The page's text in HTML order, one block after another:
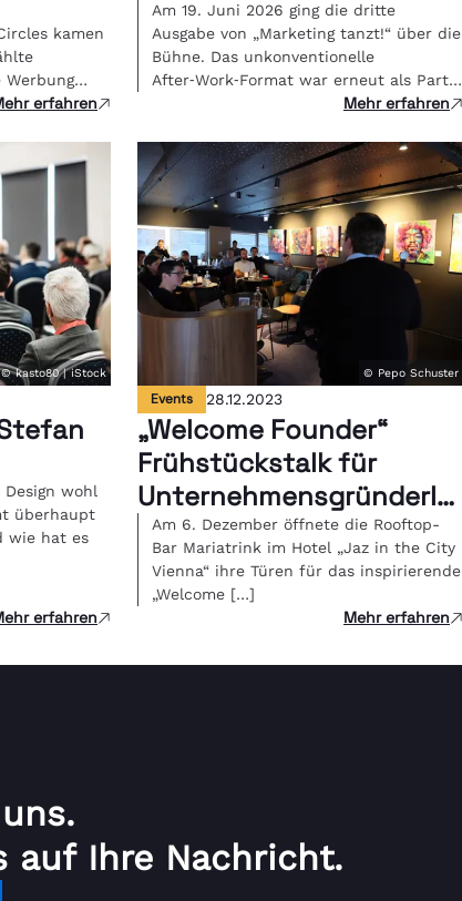
kamen
Werbung
gemeinsam
FREUDE,
Branche zu
Arbeit
man
erfahren
Am 19. Juni 2026 ging die dritte
Ausgabe von „Marketing tanzt!“ über die
Bühne. Das unkonventionelle
After‑Work‑Format war erneut als Party
für junge Marketer:innen konzipiert -
PowerPoint, sondern mit Beats,
Gesprächen und Networking. Im
herrlichen Ambiente des Volksgarten
Pavillons traf sich die Community, die
morgen die Branche bewegt.
Mehr erfahren
© kasto80 | iStock
wohl
überhaupt
wie hat es
erfahren
© Pepo Schuster
Events 28.12.2023
„Welcome Founder“
Frühstückstalk für
UnternehmensgründerIn
nen
Am 6. Dezember öffnete die Rooftop-
Bar Mariatrink im Hotel „Jaz in the City
Vienna“ ihre Türen für das inspirierende
„Welcome […]
Mehr erfahren
auf Ihre Nachricht.